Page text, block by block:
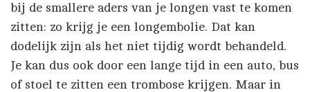
bij de smallere aders van je longen vast te komen
zitten: zo krijg je een longembolie. Dat kan
dodelijk zijn als het niet tijdig wordt behandeld.
Je kan dus ook door een lange tijd in een auto, bus
of stoel te zitten een trombose krijgen. Maar in